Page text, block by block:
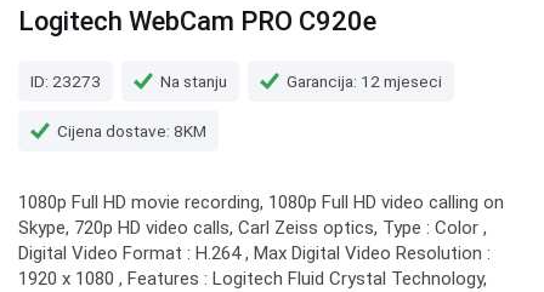
Logitech WebCam PRO C920e
ID: 23273 Na stanju Garancija: 12 mjeseci
Cijena dostave: 8KM
1080p Full HD movie recording, 1080p Full HD video calling on
Skype, 720p HD video calls, Carl Zeiss optics, Type : Color ,
Digital Video Format : H.264 , Max Digital Video Resolution :
1920 x 1080 , Features : Logitech Fluid Crystal Technology,